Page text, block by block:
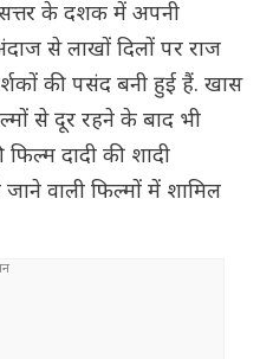
के दशक में अपनी
से लाखों दिलों पर राज
की पसंद बनी हुई हैं. खास
से दूर रहने के बाद भी
दादी की शादी
वाली फिल्मों में शामिल